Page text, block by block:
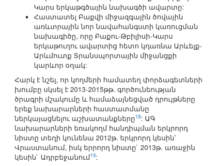
Կարս երկաթգծային նախագծի ավարտը:
Հաստատել Բաքվի միջազգային ծովային
առևտրային նոր նավահանգստի կառուցման
նախագիծը, որը Բաքու-Թբիլիսի-Կարս
երկաթուղու ավարտից հետո կդառնա Արևելք-
Արևմուտք Տրանսպորտային միջանցքի
կարևոր օղակ:
Հարկ է նշել, որ կողմերի համատեղ փորձագետների
խումբը սկսել է 2013-2015թթ. գործունեության
ծրագրի մշակումը և համաձայնեցված դրույթները
երեք նախարարների հաստատմանը
ներկայացնելու աշխատանքները18: ԱԳ
նախարարների եռակողմ հանդիպման երկրորդ
նիստը տեղի կունենա 2012թ. երկրորդ կեսին՝
Վրաստանում, իսկ երրորդ նիստը` 2013թ. առաջին
կեսին` Ադրբեջանում19: